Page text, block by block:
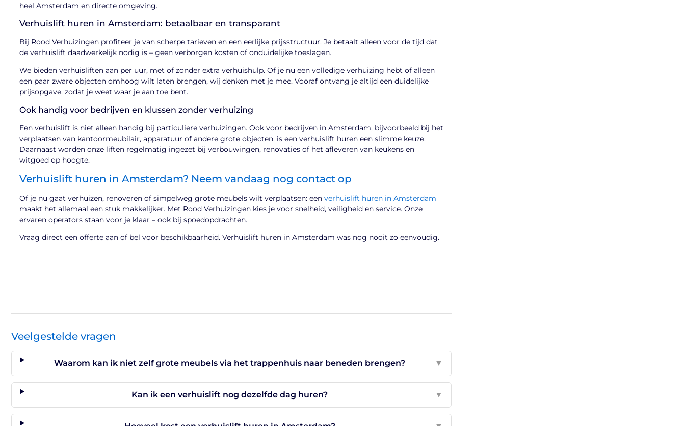
heel Amsterdam en directe omgeving.
Verhuislift huren in Amsterdam: betaalbaar en transparant
Bij Rood Verhuizingen profiteer je van scherpe tarieven en een eerlijke prijsstructuur. Je betaalt alleen voor de tijd dat
de verhuislift daadwerkelijk nodig is – geen verborgen kosten of onduidelijke toeslagen.
We bieden verhuisliften aan per uur, met of zonder extra verhuishulp. Of je nu een volledige verhuizing hebt of alleen
een paar zware objecten omhoog wilt laten brengen, wij denken met je mee. Vooraf ontvang je altijd een duidelijke
prijsopgave, zodat je weet waar je aan toe bent.
Ook handig voor bedrijven en klussen zonder verhuizing
Een verhuislift is niet alleen handig bij particuliere verhuizingen. Ook voor bedrijven in Amsterdam, bijvoorbeeld bij het
verplaatsen van kantoormeubilair, apparatuur of andere grote objecten, is een verhuislift huren een slimme keuze.
Daarnaast worden onze liften regelmatig ingezet bij verbouwingen, renovaties of het afleveren van keukens en
witgoed op hoogte.
Verhuislift huren in Amsterdam? Neem vandaag nog contact op
Of je nu gaat verhuizen, renoveren of simpelweg grote meubels wilt verplaatsen: een verhuislift huren in Amsterdam
maakt het allemaal een stuk makkelijker. Met Rood Verhuizingen kies je voor snelheid, veiligheid en service. Onze
ervaren operators staan voor je klaar – ook bij spoedopdrachten.
Vraag direct een offerte aan of bel voor beschikbaarheid. Verhuislift huren in Amsterdam was nog nooit zo eenvoudig.
Veelgestelde vragen
Waarom kan ik niet zelf grote meubels via het trappenhuis naar beneden brengen? ▼
Kan ik een verhuislift nog dezelfde dag huren? ▼